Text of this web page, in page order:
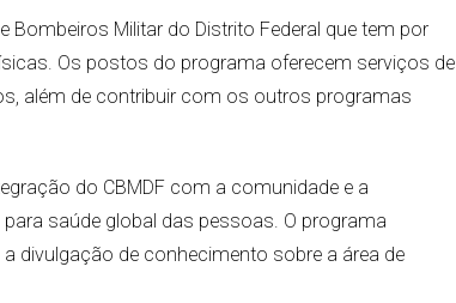
Militar do Distrito Federal que tem por
Os postos do programa oferecem serviços de
além de contribuir com os outros programas
do CBMDF com a comunidade e a
saúde global das pessoas. O programa
divulgação de conhecimento sobre a área de